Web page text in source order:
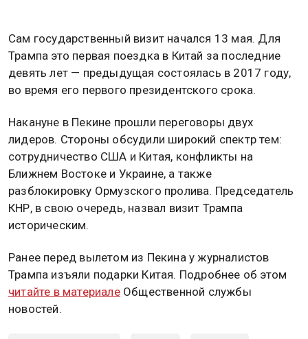
Сам государственный визит начался 13 мая. Для
Трампа это первая поездка в Китай за последние
девять лет — предыдущая состоялась в 2017 году,
во время его первого президентского срока.
Накануне в Пекине прошли переговоры двух
лидеров. Стороны обсудили широкий спектр тем:
сотрудничество США и Китая, конфликты на
Ближнем Востоке и Украине, а также
разблокировку Ормузского пролива. Председатель
КНР, в свою очередь, назвал визит Трампа
историческим.
Ранее перед вылетом из Пекина у журналистов
Трампа изъяли подарки Китая. Подробнее об этом
читайте в материалеОбщественной службы
новостей.